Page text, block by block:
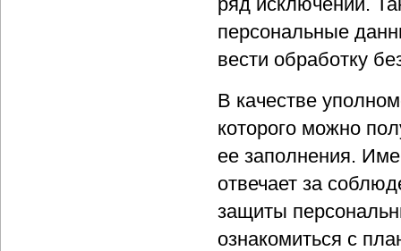
персональные
вести обработку
В качестве
которого можно
ее заполнения.
отвечает за
защиты
ознакомиться с